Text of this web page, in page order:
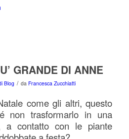
GRANDE DI ANNE
Blog / da Francesca Zucchiatti
come gli altri, questo
non trasformarlo in una
a contatto con le piante